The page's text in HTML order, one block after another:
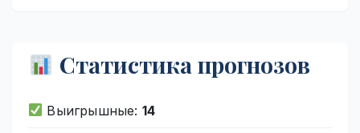
Статистика прогнозов
Выигрышные: 14